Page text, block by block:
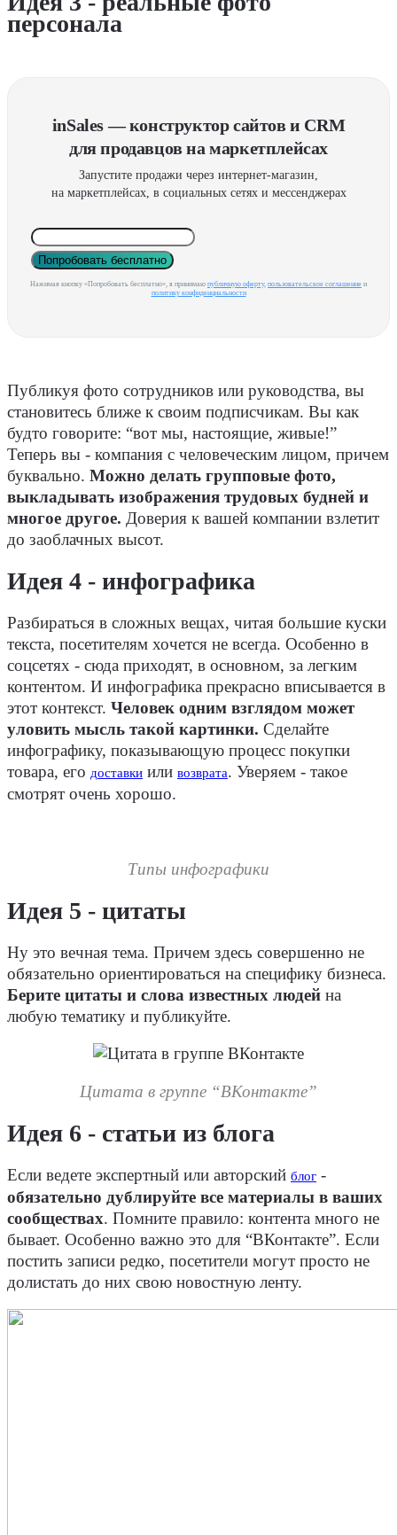
персонала
inSales — конструктор сайтов и CRM
для продавцов на маркетплейсах
Запустите продажи через интернет-магазин,
на маркетплейсах, в социальных сетях и мессенджерах
Попробовать бесплатно
Нажимая кнопку «Попробовать бесплатно», я принимаю публичную оферту, пользовательское соглашение и
политику конфиденциальности
Публикуя фото сотрудников или руководства, вы
становитесь ближе к своим подписчикам. Вы как
будто говорите: “вот мы, настоящие, живые!”
Теперь вы - компания с человеческим лицом, причем
буквально. Можно делать групповые фото,
выкладывать изображения трудовых будней и
многое другое. Доверия к вашей компании взлетит
до заоблачных высот.
Идея 4 - инфографика
Разбираться в сложных вещах, читая большие куски
текста, посетителям хочется не всегда. Особенно в
соцсетях - сюда приходят, в основном, за легким
контентом. И инфографика прекрасно вписывается в
этот контекст. Человек одним взглядом может
уловить мысль такой картинки. Сделайте
инфографику, показывающую процесс покупки
товара, его доставки или возврата. Уверяем - такое
смотрят очень хорошо.
Типы инфографики
Идея 5 - цитаты
Ну это вечная тема. Причем здесь совершенно не
обязательно ориентироваться на специфику бизнеса.
Берите цитаты и слова известных людей на
любую тематику и публикуйте.
Цитата в группе “ВКонтакте”
Идея 6 - статьи из блога
Если ведете экспертный или авторский блог -
обязательно дублируйте все материалы в ваших
сообществах. Помните правило: контента много не
бывает. Особенно важно это для “ВКонтакте”. Если
постить записи редко, посетители могут просто не
долистать до них свою новостную ленту.